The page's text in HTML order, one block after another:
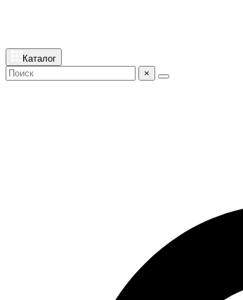
Каталог
×